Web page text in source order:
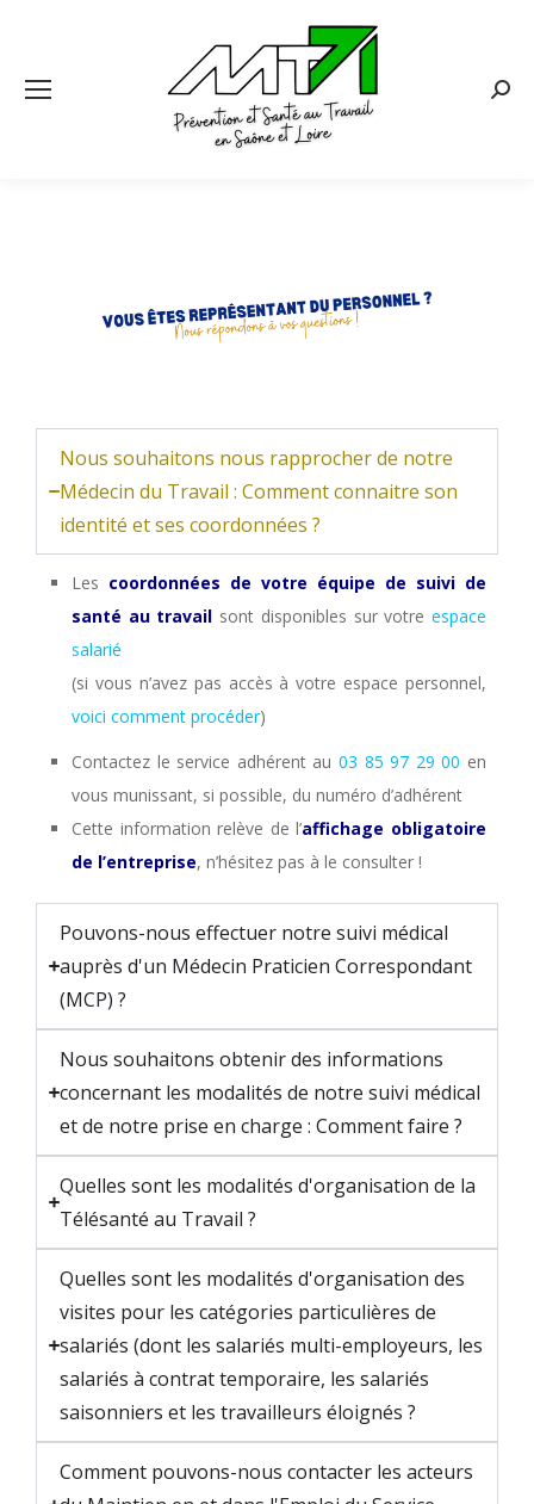
Nous souhaitons nous rapprocher de notre
Médecin du Travail : Comment connaitre son
identité et ses coordonnées ?
Les coordonnées de votre équipe de suivi de
santé au travail sont disponibles sur votreespace
salarié
(si vous n’avez pas accès à votre espace personnel,
voici comment procéder)
Contactez le service adhérent au 03 85 97 29 00 en
vous munissant, si possible, du numéro d’adhérent
Cette information relève de l’affichage obligatoire
de l’entreprise, n’hésitez pas à le consulter !
Pouvons-nous effectuer notre suivi médical
auprès d'un Médecin Praticien Correspondant
(MCP) ?
Nous souhaitons obtenir des informations
concernant les modalités de notre suivi médical
et de notre prise en charge : Comment faire ?
Quelles sont les modalités d'organisation de la
Télésanté au Travail ?
Quelles sont les modalités d'organisation des
visites pour les catégories particulières de
salariés (dont les salariés multi-employeurs, les
salariés à contrat temporaire, les salariés
saisonniers et les travailleurs éloignés ?
Comment pouvons-nous contacter les acteurs